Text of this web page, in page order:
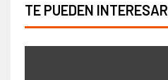
TE PUEDEN INTERESAR